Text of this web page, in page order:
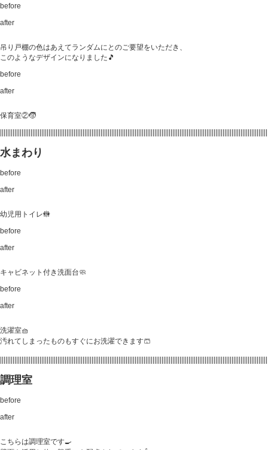
before
after
吊り戸棚の色はあえてランダムにとのご要望をいただき、
このようなデザインになりました🎵
before
after
保育室②🧒
水まわり
before
after
幼児用トイレ🚻
before
after
キャビネット付き洗面台🧼
before
after
洗濯室🧺
汚れてしまったものもすぐにお洗濯できます🩳
調理室
before
after
こちらは調理室です🍳